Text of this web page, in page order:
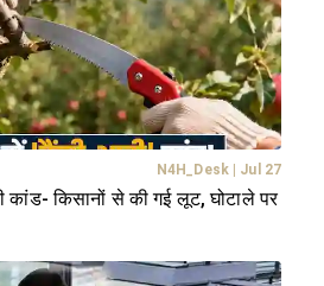
N4H_Desk| Jul 27
किसानों से की गई लूट, घोटाले पर